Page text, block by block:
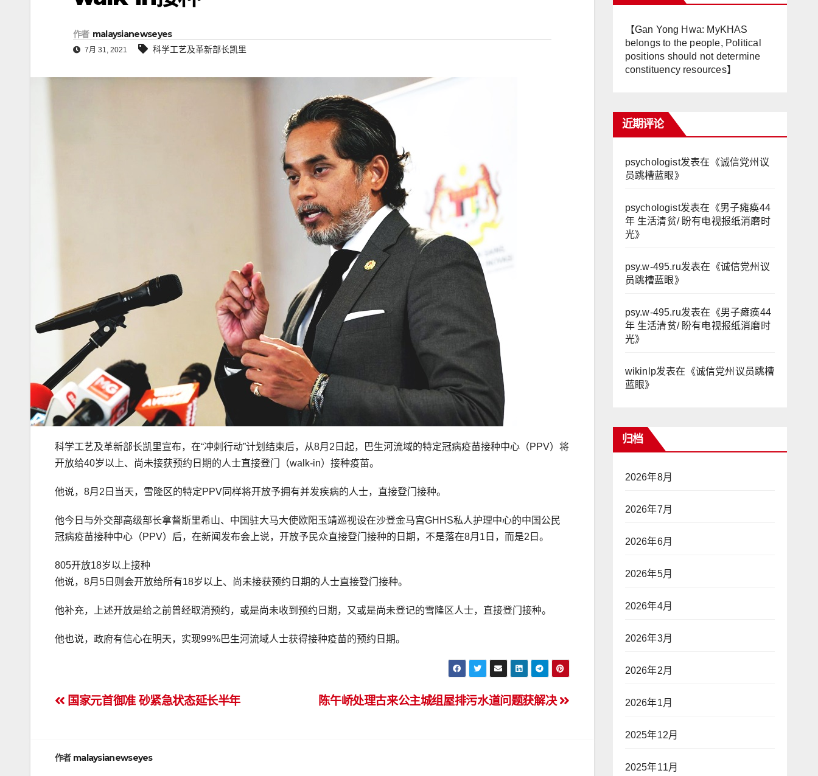
作者 malaysianewseyes
7月 31, 2021 科学工艺及革新部长凯里
科学工艺及革新部长凯里宣布，在“冲刺行动”计划结束后，从8月2日起，巴生河流域的特定冠病疫苗接种中心（PPV）将
开放给40岁以上、尚未接获预约日期的人士直接登门（walk-in）接种疫苗。
他说，8月2日当天，雪隆区的特定PPV同样将开放予拥有并发疾病的人士，直接登门接种。
他今日与外交部高级部长拿督斯里希山、中国驻大马大使欧阳玉靖巡视设在沙登金马宫GHHS私人护理中心的中国公民
冠病疫苗接种中心（PPV）后，在新闻发布会上说，开放予民众直接登门接种的日期，不是落在8月1日，而是2日。
805开放18岁以上接种
他说，8月5日则会开放给所有18岁以上、尚未接获预约日期的人士直接登门接种。
他补充，上述开放是给之前曾经取消预约，或是尚未收到预约日期，又或是尚未登记的雪隆区人士，直接登门接种。
他也说，政府有信心在明天，实现99%巴生河流域人士获得接种疫苗的预约日期。
文
导
陈午峤处理古来公主城组屋排污水道问题获解决
国家元首御准 砂紧急状态延长半年
作者 malaysianewseyes
【Gan Yong Hwa: MyKHAS
belongs to the people, Political
positions should not determine
constituency resources】
近期评论
psychologist发表在《诚信党州议
员跳槽蓝眼》
psychologist发表在《男子瘫痪44
年 生活清贫/ 盼有电视报纸消磨时
光》
psy.w-495.ru发表在《诚信党州议
员跳槽蓝眼》
psy.w-495.ru发表在《男子瘫痪44
年 生活清贫/ 盼有电视报纸消磨时
光》
wikinlp发表在《诚信党州议员跳槽
蓝眼》
归档
2026年8月
2026年7月
2026年6月
2026年5月
2026年4月
2026年3月
2026年2月
2026年1月
2025年12月
2025年11月